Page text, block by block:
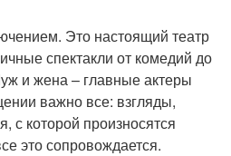
Это настоящий театр
спектакли от комедий до
и жена – главные актеры
важно все: взгляды,
с которой произносятся
это сопровождается.